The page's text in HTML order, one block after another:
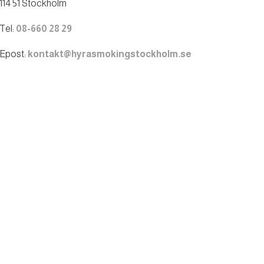
51 Stockholm
08-660 28 29
kontakt@hyrasmokingstockholm.se